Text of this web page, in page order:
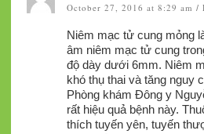
October 27, 2016 at 8:29 am /
Niêm mạc tử cung mỏng
âm niêm mạc tử cung
độ dày dưới 6mm. Niêm
khó thụ thai và tăng nguy
Phòng khám Đông y
rất hiệu quả bệnh này.
thích tuyến yên, tuyến